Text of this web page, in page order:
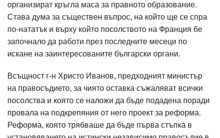
организират кръгла маса за правното образование.
Става дума за съществен въпрос, на който ще се спра
по-нататък и върху който посолството на Франция бе
започнало да работи през последните месеци по
искане на заинтересованите български органи.
Всъщност г-н Христо Иванов, предходният министър
на правосъдието, за чиято оставка съжаляват всички
посолства и която се наложи да бъде подадена поради
провала на подкрепяния от него проект за реформа.
Реформа, която трябваше да бъде първа стъпка в